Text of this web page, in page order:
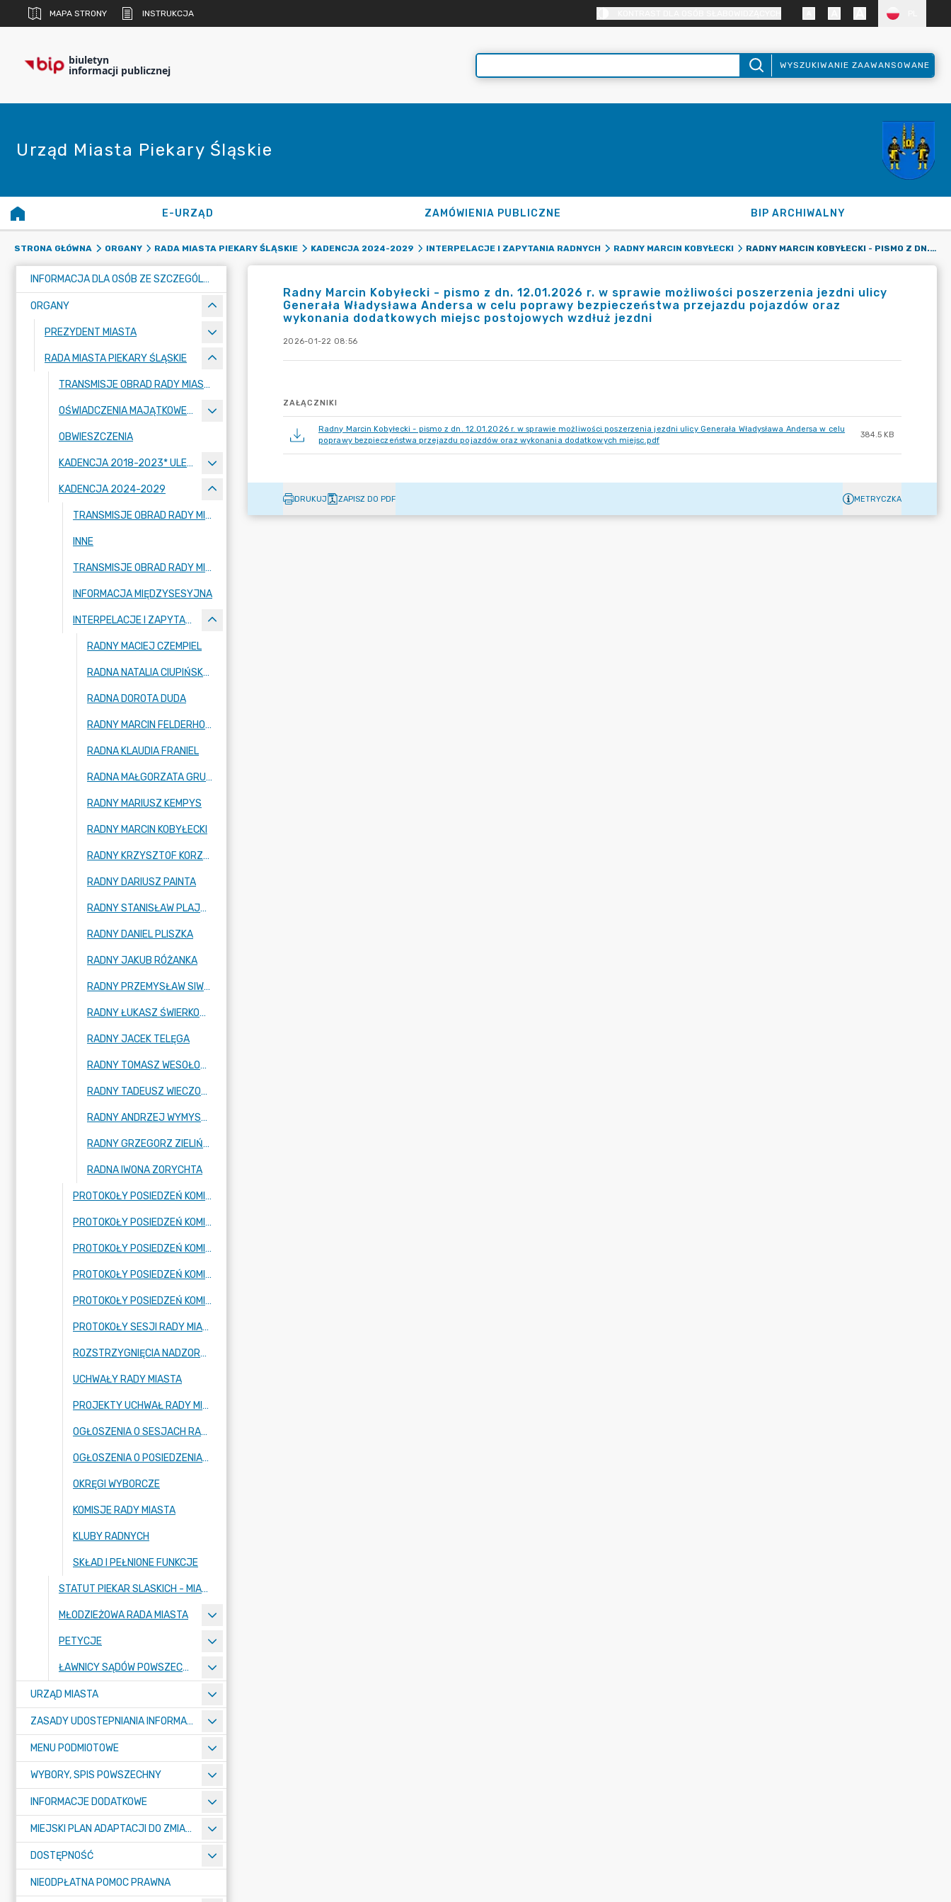
MAPA STRONY INSTRUKCJA
biuletyn
informacji publicznej WYSZUKIWANIE ZAAWANSOWANE
Urząd Miasta Piekary Śląskie
E-URZĄD ZAMÓWIENIA PUBLICZNE BIP ARCHIWALNY
STRONA GŁÓWNA ORGANY RADA MIASTA PIEKARY ŚLĄSKIE KADENCJA 2024-2029 INTERPELACJE I ZAPYTANIA RADNYCH RADNY MARCIN KOBYŁECKI RADNY MARCIN KOBYŁECKI - PISMO Z DN. 12.01.2026 R. W SPRAWIE MOŻLIWOŚCI POSZERZENIA JEZDNI ULICY GENERAŁA WŁADYSŁAWA ANDERSA W CELU POPRAWY BEZPIECZEŃSTWA PRZEJAZDU POJAZDÓW ORAZ WYKONANIA DODATKOWYCH MIEJSC POSTOJOWYCH WZDŁUŻ JEZDNI
INFORMACJA DLA OSÓB ZE SZCZEGÓLNYMI POTRZEBAMI
ORGANY
PREZYDENT MIASTA
RADA MIASTA PIEKARY ŚLĄSKIE
TRANSMISJE OBRAD RADY MIASTA
OŚWIADCZENIA MAJĄTKOWE RADNYCH
OBWIESZCZENIA
KADENCJA 2018-2023* ULEGA PRZEDŁUŻENIU ZGODNIE Z USTAWĄ Z DNIA 29 WRZEŚNIA 2022 R. O PRZEDŁUŻENIU KADENCJI ORGANÓW JEDNOSTEK SAMORZĄDU TERYTORIALNEGO - DO DNIA 30 KWIETNIA 2024 R.
KADENCJA 2024-2029
TRANSMISJE OBRAD RADY MIASTA
INNE
TRANSMISJE OBRAD RADY MIASTA - NAGRANIA ARCHIWALNE
INFORMACJA MIĘDZYSESYJNA
INTERPELACJE I ZAPYTANIA RADNYCH
RADNY MACIEJ CZEMPIEL
RADNA NATALIA CIUPIŃSKA-SZOSKA
RADNA DOROTA DUDA
RADNY MARCIN FELDERHOFF
RADNA KLAUDIA FRANIEL
RADNA MAŁGORZATA GRUSZCZYK
RADNY MARIUSZ KEMPYS
RADNY MARCIN KOBYŁECKI
RADNY KRZYSZTOF KORZEC
RADNY DARIUSZ PAINTA
RADNY STANISŁAW PLAJZNER
RADNY DANIEL PLISZKA
RADNY JAKUB RÓŻANKA
RADNY PRZEMYSŁAW SIWEK
RADNY ŁUKASZ ŚWIERKOWSKI
RADNY JACEK TELĘGA
RADNY TOMASZ WESOŁOWSKI
RADNY TADEUSZ WIECZOREK
RADNY ANDRZEJ WYMYSŁO
RADNY GRZEGORZ ZIELIŃSKI
RADNA IWONA ZORYCHTA
PROTOKOŁY POSIEDZEŃ KOMISJI SPOŁECZNEJ
PROTOKOŁY POSIEDZEŃ KOMISJI EDUKACJI, KULTURY I SPORTU
PROTOKOŁY POSIEDZEŃ KOMISJI BUDŻETOWO-GOSPODARCZEJ
PROTOKOŁY POSIEDZEŃ KOMISJI SKARG, WNIOSKÓW I PETYCJI
PROTOKOŁY POSIEDZEŃ KOMISJI REWIZYJNEJ
PROTOKOŁY SESJI RADY MIASTA
ROZSTRZYGNIĘCIA NADZORCZE
UCHWAŁY RADY MIASTA
PROJEKTY UCHWAŁ RADY MIASTA
OGŁOSZENIA O SESJACH RADY MIASTA
OGŁOSZENIA O POSIEDZENIACH KOMISJI RADY MIASTA
OKRĘGI WYBORCZE
KOMISJE RADY MIASTA
KLUBY RADNYCH
SKŁAD I PEŁNIONE FUNKCJE
STATUT PIEKAR SLASKICH - MIASTA NA PRAWACH POWIATU
MŁODZIEŻOWA RADA MIASTA
PETYCJE
ŁAWNICY SĄDÓW POWSZECHNYCH
URZĄD MIASTA
ZASADY UDOSTEPNIANIA INFORMACJI PUBLICZNYCH
MENU PODMIOTOWE
WYBORY, SPIS POWSZECHNY
INFORMACJE DODATKOWE
MIEJSKI PLAN ADAPTACJI DO ZMIAN KLIMATU
DOSTĘPNOŚĆ
NIEODPŁATNA POMOC PRAWNA
Radny Marcin Kobyłecki - pismo z dn. 12.01.2026 r. w sprawie możliwości poszerzenia jezdni ulicy
Generała Władysława Andersa w celu poprawy bezpieczeństwa przejazdu pojazdów oraz
wykonania dodatkowych miejsc postojowych wzdłuż jezdni
2026-01-22 08:56
ZAŁĄCZNIKI
Radny Marcin Kobyłecki - pismo z dn. 12.01.2026 r. w sprawie możliwości poszerzenia jezdni ulicy Generała Władysława Andersa w celu
poprawy bezpieczeństwa przejazdu pojazdów oraz wykonania dodatkowych miejsc.pdf
384.5 KB
DRUKUJ ZAPISZ DO PDF METRYCZKA